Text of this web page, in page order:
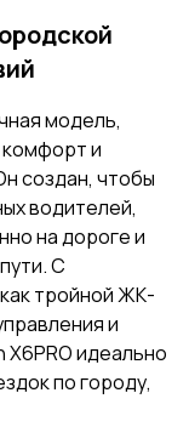
модель,
комфорт и
создан, чтобы
водителей,
на дороге и
С
тройной ЖК-
и
идеально
по городу,